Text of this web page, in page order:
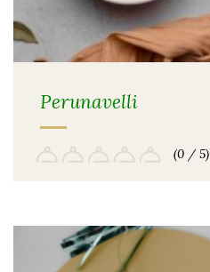
Perunavelli
(0 / 5)